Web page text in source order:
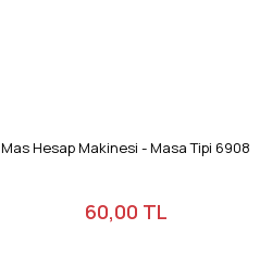
Mas Hesap Makinesi - Masa Tipi 6908
60,00 TL